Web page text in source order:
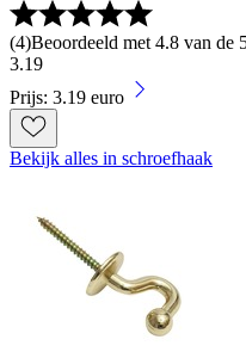
(4)Beoordeeld met 4.8 van de
3.19
Prijs: 3.19 euro
Bekijk alles in schroefhaak